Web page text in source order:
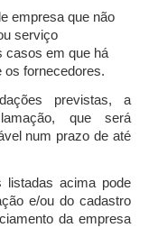
empresa que não
serviço
casos em que há
os fornecedores.
previstas, a
que será
num prazo de até
listadas acima pode
e/ou do cadastro
da empresa